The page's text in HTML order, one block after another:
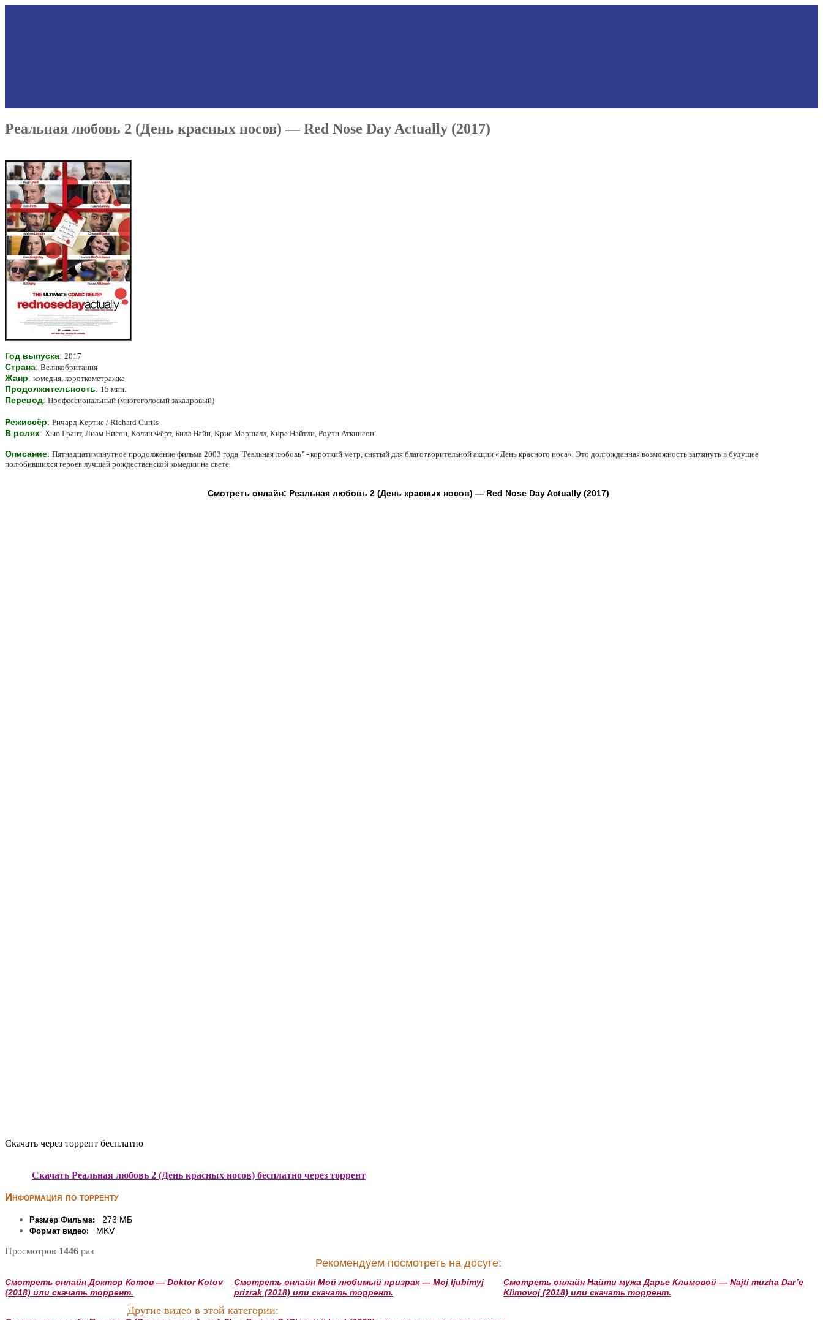
Реальная любовь 2 (День красных носов) — Red Nose Day Actually (2017)
Год выпуска: 2017
Страна: Великобритания
Жанр: комедия, короткометражка
Продолжительность: 15 мин.
Перевод: Профессиональный (многоголосый закадровый)
Режиссёр: Ричард Кертис / Richard Curtis
В ролях: Хью Грант, Лиам Нисон, Колин Фёрт, Билл Найи, Крис Маршалл, Кира Найтли, Роуэн Аткинсон
Описание: Пятнадцатиминутное продолжение фильма 2003 года "Реальная любовь" - короткий метр, снятый для благотворительной акции «День красного носа». Это долгожданная возможность заглянуть в будущее
полюбившихся героев лучшей рождественской комедии на свете.
Смотреть онлайн: Реальная любовь 2 (День красных носов) — Red Nose Day Actually (2017)
Скачать через торрент бесплатно
Скачать Реальная любовь 2 (День красных носов) бесплатно через торрент
Информация по торренту
Размер Фильма: 273 МБ
Формат видео: MKV
Просмотров 1446 раз
Рекомендуем посмотреть на досуге:
Смотреть онлайн Доктор Котов — Doktor Kotov
(2018) или скачать торрент.
Смотреть онлайн Мой любимый призрак — Moj ljubimyj
prizrak (2018) или скачать торрент.
Смотреть онлайн Найти мужа Дарье Климовой — Najti muzha Dar’e
Klimovoj (2018) или скачать торрент.
Другие видео в этой категории: